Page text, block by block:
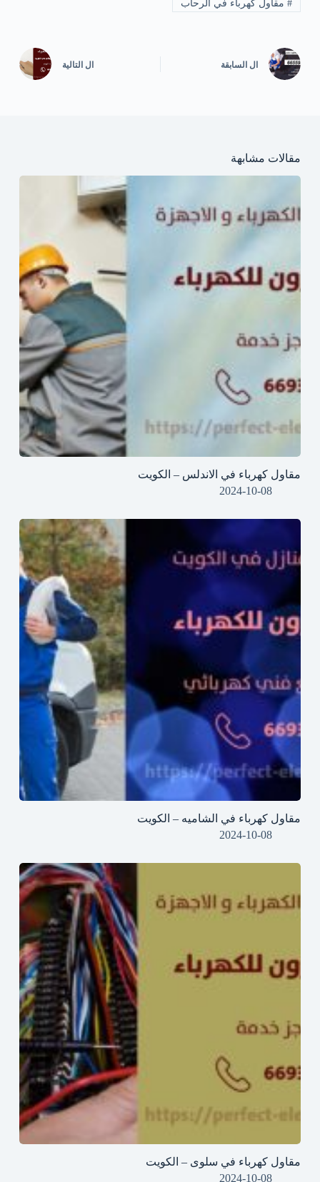
#مقاول كهرباء في الرحاب
ال السابقة ال التالية
مقالات مشابهة
مقاول كهرباء في الاندلس – الكويت
2024-10-08
مقاول كهرباء في الشاميه – الكويت
2024-10-08
مقاول كهرباء في سلوى – الكويت
2024-10-08